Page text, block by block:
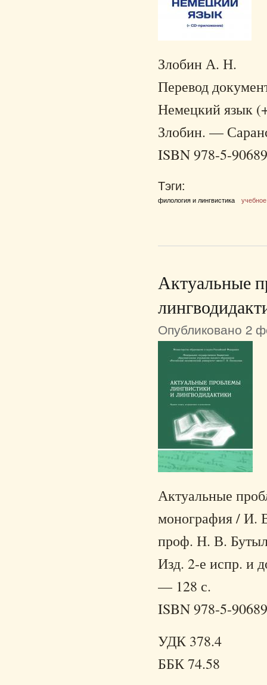
Злобин А. Н.
Перевод
Немецкий язык
Злобин. —
ISBN 978-5-
Тэги:
филология и лингвистика
Актуальные
Опубликовано 2
Актуальные
монография / И.
проф. Н. В.
Изд. 2-е испр. и
— 128 с.
ISBN 978-5-
УДК 378.4
ББК 74.58